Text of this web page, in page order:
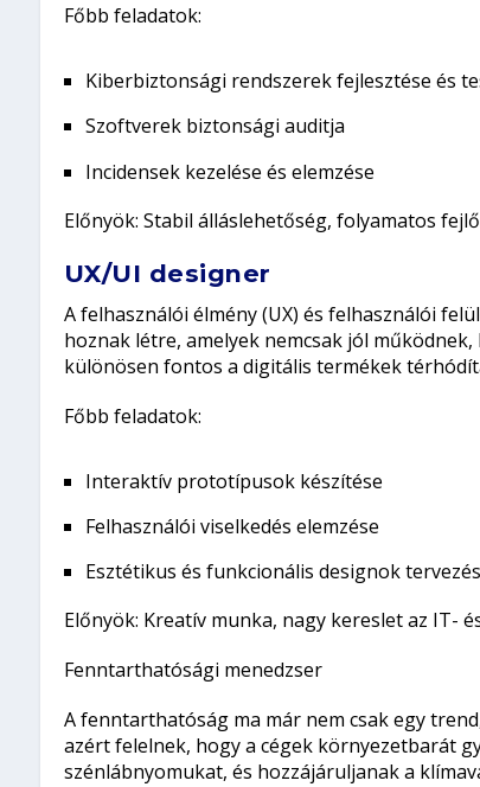
Főbb feladatok:
Kiberbiztonsági rendszerek fejlesztése és
Szoftverek biztonsági auditja
Incidensek kezelése és elemzése
Előnyök: Stabil álláslehetőség, folyamatos
UX/UI designer
A felhasználói élmény (UX) és felhasználói
hoznak létre, amelyek nemcsak jól
különösen fontos a digitális termékek
Főbb feladatok:
Interaktív prototípusok készítése
Felhasználói viselkedés elemzése
Esztétikus és funkcionális designok
Előnyök: Kreatív munka, nagy kereslet az IT-
Fenntarthatósági menedzser
A fenntarthatóság ma már nem csak egy
azért felelnek, hogy a cégek környezetbarát
szénlábnyomukat, és hozzájáruljanak a